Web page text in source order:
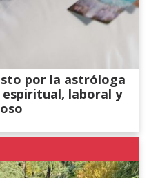
por la astróloga
laboral y